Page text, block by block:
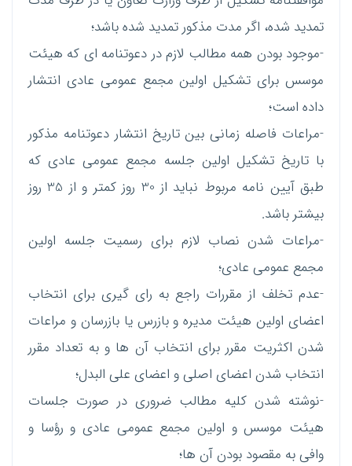
تمدید شده، اگر مدت مذکور تمدید شده باشد؛
-موجود بودن همه مطالب لازم در دعوتنامه ای که هیئت
موسس برای تشکیل اولین مجمع عمومی عادی انتشار
داده است؛
-مراعات فاصله زمانی بین تاریخ انتشار دعوتنامه مذکور
با تاریخ تشکیل اولین جلسه مجمع عمومی عادی که
طبق آیین نامه مربوط نباید از 30 روز کمتر و از 35 روز
بیشتر باشد.
-مراعات شدن نصاب لازم برای رسمیت جلسه اولین
مجمع عمومی عادی؛
-عدم تخلف از مقررات راجع به رای گیری برای انتخاب
اعضای اولین هیئت مدیره و بازرس یا بازرسان و مراعات
شدن اکثریت مقرر برای انتخاب آن ها و به تعداد مقرر
انتخاب شدن اعضای اصلی و اعضای علی البدل؛
-نوشته شدن کلیه مطالب ضروری در صورت جلسات
هیئت موسس و اولین مجمع عمومی عادی و رؤسا و
وافی به مقصود بودن آن ها؛